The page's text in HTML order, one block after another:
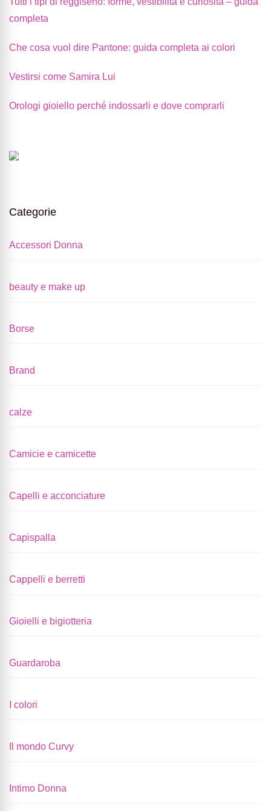
completa
Che cosa vuol dire Pantone: guida completa ai colori
Vestirsi come Samira Lui
Orologi gioiello perché indossarli e dove comprarli
Categorie
Accessori Donna
beauty e make up
Borse
Brand
calze
Camicie e camicette
Capelli e acconciature
Capispalla
Cappelli e berretti
Gioielli e bigiotteria
Guardaroba
I colori
Il mondo Curvy
Intimo Donna